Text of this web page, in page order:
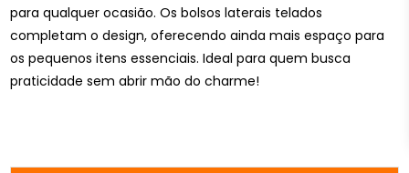
para qualquer ocasião. Os bolsos laterais telados
completam o design, oferecendo ainda mais espaço para
os pequenos itens essenciais. Ideal para quem busca
praticidade sem abrir mão do charme!